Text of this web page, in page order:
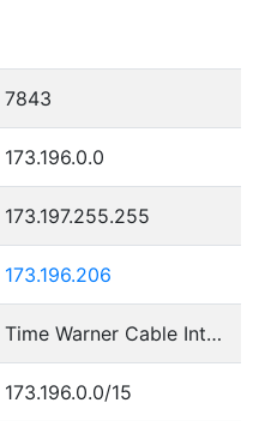
7843
173.196.0.0
173.197.255.255
173.196.206
Time Warner Cable Internet LLC
173.196.0.0/15